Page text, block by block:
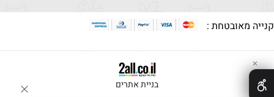
קנייה מאובטחת :
בניית אתרים
✕